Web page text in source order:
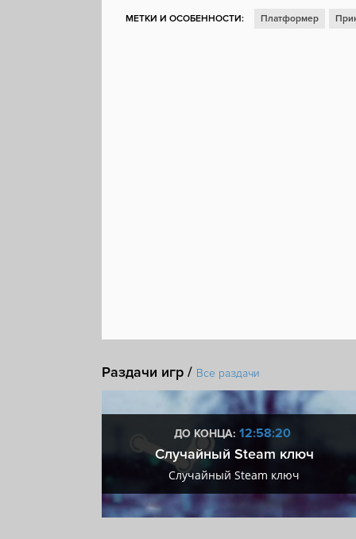
МЕТКИ И ОСОБЕННОСТИ: Платформер
Раздачи игр / Все раздачи
ДО КОНЦА: 12:58:19
Случайный Steam ключ
Случайный Steam ключ